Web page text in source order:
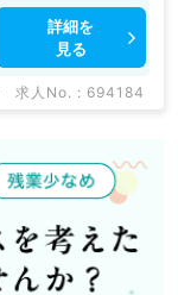
詳細を
見る
求人No. : 694184